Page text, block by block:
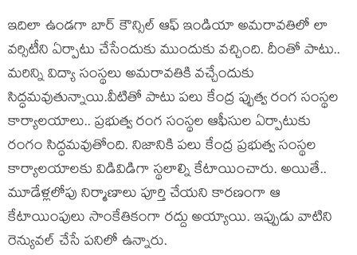
ఇదిలా ఉండగా బార్ కౌన్సిల్ ఆఫ్ ఇండియా అమరావతిలో లా
వర్సిటీని ఏర్పాటు చేసేందుకు ముందుకు వచ్చింది. దీంతో పాటు..
మరిన్ని విద్యా సంస్థలు అమరావతికి వచ్చేందుకు
సిద్ధమవుతున్నాయి.వీటితో పాటు పలు కేంద్ర ప్భుత్వ రంగ సంస్థల
కార్యాలయాలు.. ప్రభుత్వ రంగ సంస్థల ఆఫీసుల ఏర్పాటుకు
రంగం సిద్ధమవుతోంది. నిజానికి పలు కేంద్ర ప్రభుత్వ సంస్థల
కార్యాలయాలకు విడివిడిగా స్థలాల్ని కేటాయించారు. అయితే..
మూడేళ్లలోపు నిర్మాణాలు పూర్తి చేయని కారణంగా ఆ
కేటాయింపులు సాంకేతికంగా రద్దు అయ్యాయి. ఇప్పుడు వాటిని
రెన్యువల్ చేసే పనిలో ఉన్నారు.